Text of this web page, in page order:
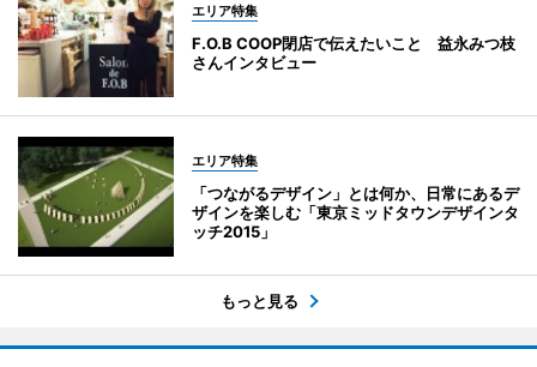
エリア特集
F.O.B COOP閉店で伝えたいこと 益永みつ枝
さんインタビュー
エリア特集
「つながるデザイン」とは何か、日常にあるデ
ザインを楽しむ「東京ミッドタウンデザインタ
ッチ2015」
もっと見る